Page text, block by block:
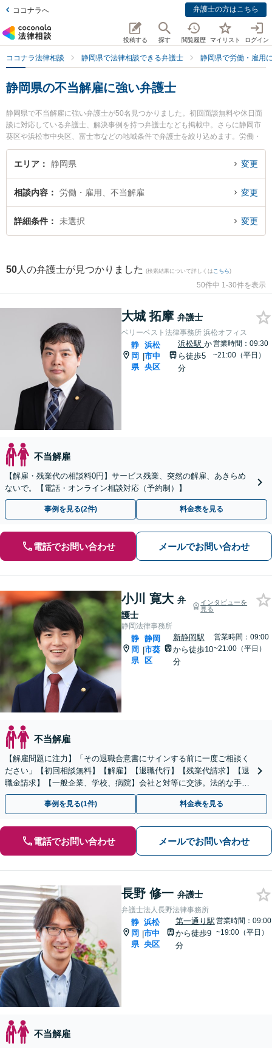
ココナラへ 弁護士の方はこちら
投稿する 探す 閲覧履歴 マイリスト ログイン
ココナラ法律相談 静岡県で法律相談できる弁護士 静岡県で労働・雇用
静岡県の不当解雇に強い弁護士
静岡県で不当解雇に強い弁護士が50名見つかりました。初回面談無料や休日面
談に対応している弁護士、解決事例を持つ弁護士なども掲載中。さらに静岡市
葵区や浜松市中央区、富士市などの地域条件で弁護士を絞り込めます。労働・
雇用に関係する不当解雇や退職勧奨、内定取消等の細かな分野での絞り込み検
索もでき便利です。特にベリーベスト法律事務所 浜松オフィスの大城 拓摩弁護
岡県で土日や夜間に発生した不当解雇のトラブルを今すぐに弁護士に相談した
い』『不当解雇のトラブル解決の実績豊富な近くの弁護士を検索したい』『初
回相談無料で不当解雇を法律相談できる静岡県内の弁護士に相談予約したい』
エリア 静岡県 変更
相談内容 労働・雇用、不当解雇 変更
詳細条件 未選択 変更
50 人の弁護士が見つかりました (検索結果について詳しくは こちら)
50件中 1-30件を表示
大城 拓摩 弁護士
ベリーベスト法律事務所 浜松オフィス
静
岡
県
|
浜松
市中
央区
浜松駅 か
ら徒歩5
分
営業時間：09:30
~21:00（平日）
不当解雇
【解雇・残業代の相談料0円】サービス残業、突然の解雇、あきらめ
ないで。【電話・オンライン相談対応（予約制）】
事例を見る(2件) 料金表を見る
電話でお問い合わせ メールでお問い合わせ
小川 寛大 弁
護士
インタビューを
見る
静岡法律事務所
静
岡
県
|
静岡
市葵
区
新静岡駅
から徒歩10
分
営業時間：09:00
~21:00（平日）
不当解雇
【解雇問題に注力】「その退職合意書にサインする前に一度ご相談く
ださい」【初回相談無料】【解雇】【退職代行】【残業代請求】【退
職金請求】【一般企業、学校、病院】会社と対等に交渉。法的な手段
を用いて問題を適切に解決！
事例を見る(1件) 料金表を見る
電話でお問い合わせ メールでお問い合わせ
長野 修一 弁護士
弁護士法人長野法律事務所
静
岡
県
|
浜松
市中
央区
第一通り駅
から徒歩9
分
営業時間：09:00
~19:00（平日）
不当解雇